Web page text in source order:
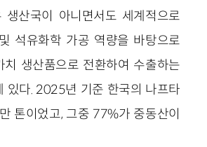
생산국이 아니면서도 세계적으로
석유화학 가공 역량을 바탕으로
치 생산품으로 전환하여 수출하는
있다. 2025년 기준 한국의 나프타
톤이었고, 그중 77%가 중동산이